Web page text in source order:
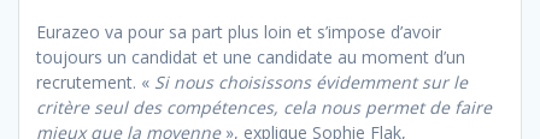
Eurazeo va pour sa part plus loin et s’impose d’avoir
toujours un candidat et une candidate au moment d’un
recrutement. « Si nous choisissons évidemment sur le
critère seul des compétences, cela nous permet de faire
mieux que la moyenne», explique Sophie Flak,